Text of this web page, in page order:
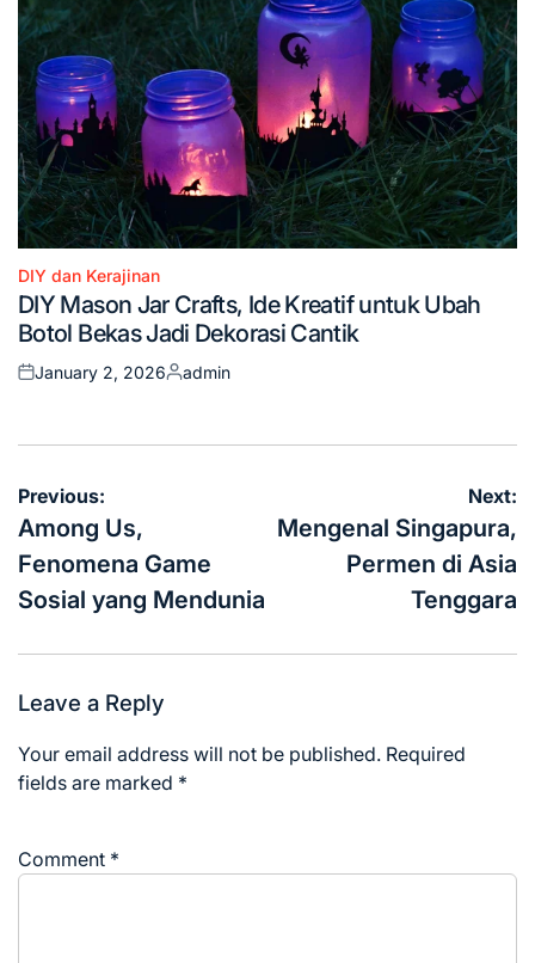
Posted
in
DIY dan Kerajinan
DIY Mason Jar Crafts, Ide Kreatif untuk Ubah
Botol Bekas Jadi Dekorasi Cantik
Posted
January 2, 2026
Posted
admin
Post
navigation
Previous:
Among Us,
Fenomena Game
Sosial yang Mendunia
Next:
Mengenal Singapura,
Permen di Asia
Tenggara
Leave a Reply
Your email address will not be published. Required
fields are marked *
Comment *